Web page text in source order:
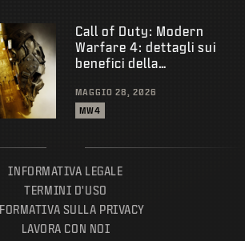
Call of Duty: Modern
Warfare 4: dettagli sui
benefici della
MAGGIO 28, 2026
MW4
INFORMATIVA LEGALE
TERMINI D'USO
SULLA PRIVACY
LAVORA CON NOI